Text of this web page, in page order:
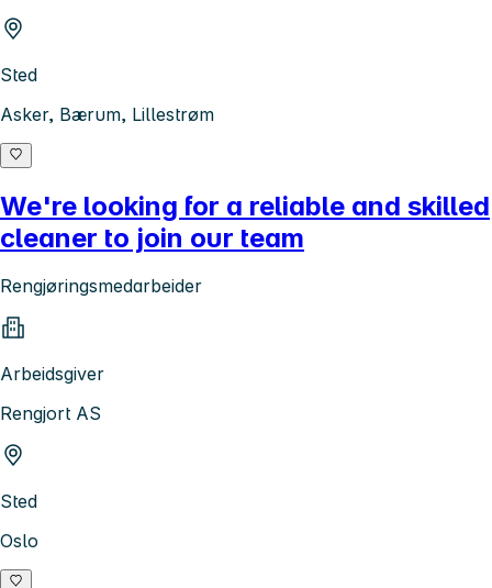
Sted
Asker, Bærum, Lillestrøm
We're looking for a reliable and skilled
cleaner to join our team
Rengjøringsmedarbeider
Arbeidsgiver
Rengjort AS
Sted
Oslo